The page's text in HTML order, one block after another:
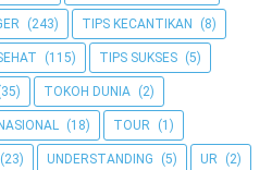
(243) TIPS KECANTIKAN (8)
(115) TIPS SUKSES (5)
TOKOH DUNIA (2)
(18) TOUR (1)
(23) UNDERSTANDING (5) UR (2)